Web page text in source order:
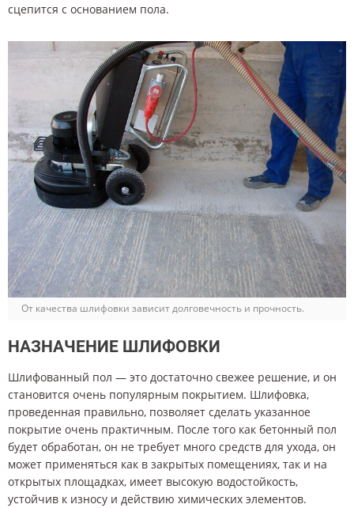
сцепится с основанием пола.
От качества шлифовки зависит долговечность и прочность.
НАЗНАЧЕНИЕ ШЛИФОВКИ
Шлифованный пол — это достаточно свежее решение, и он
становится очень популярным покрытием. Шлифовка,
проведенная правильно, позволяет сделать указанное
покрытие очень практичным. После того как бетонный пол
будет обработан, он не требует много средств для ухода, он
может применяться как в закрытых помещениях, так и на
открытых площадках, имеет высокую водостойкость,
устойчив к износу и действию химических элементов.